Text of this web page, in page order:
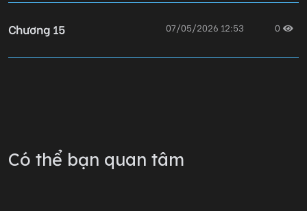
Chương 15 07/05/2026 12:53 0
Có thể bạn quan tâm